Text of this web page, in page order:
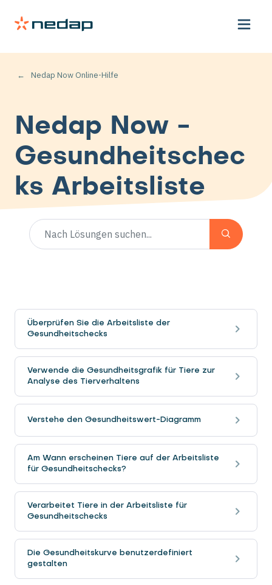
Nedap Now Online-Hilfe
Nedap Now -
Gesundheitschec
ks Arbeitsliste
Überprüfen Sie die Arbeitsliste der
Gesundheitschecks
Verwende die Gesundheitsgrafik für Tiere zur
Analyse des Tierverhaltens
Verstehe den Gesundheitswert-Diagramm
Am Wann erscheinen Tiere auf der Arbeitsliste
für Gesundheitschecks?
Verarbeitet Tiere in der Arbeitsliste für
Gesundheitschecks
Die Gesundheitskurve benutzerdefiniert
gestalten